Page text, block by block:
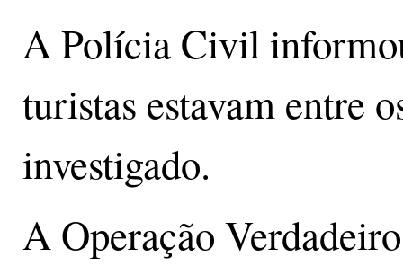
A Polícia Civil
turistas estavam entre
investigado.
A Operação